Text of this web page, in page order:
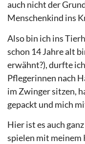
auch nicht der
Menschenkind ins
Also bin ich ins
schon 14 Jahre alt
erwähnt?), durfte
Pflegerinnen nach
im Zwinger sitzen,
gepackt und mich
Hier ist es auch
spielen mit meinem